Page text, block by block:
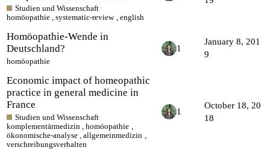
Studien und Wissenschaft
homöopathie ,systematic-review , english
Homöopathie-Wende in
Deutschland?
homöopathie
1
January 8, 201
9
Economic impact of homeopathic
practice in general medicine in
France
Studien und Wissenschaft
komplementärmedizin ,homöopathie ,
ökonomische-analyse ,allgemeinmedizin ,
verschreibungsverhalten
1
October 18, 20
18